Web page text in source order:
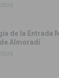
de la Entrada
Almoradí